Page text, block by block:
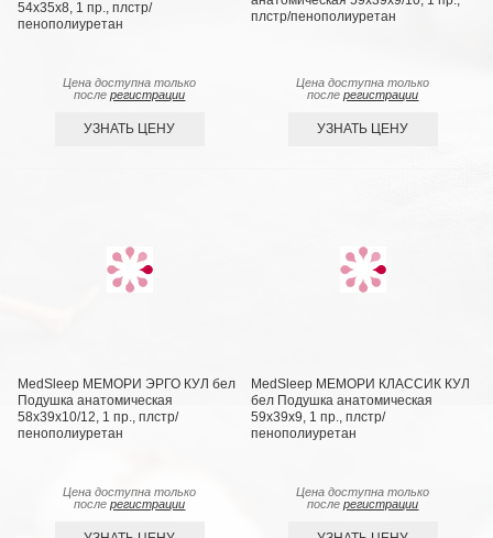
54х35х8, 1 пр., плстр/
пенополиуретан
Цена доступна только
послерегистрации
УЗНАТЬ ЦЕНУ
плстр/пенополиуретан
Цена доступна только
послерегистрации
УЗНАТЬ ЦЕНУ
MedSleep МЕМОРИ ЭРГО КУЛ бел
Подушка анатомическая
58x39x10/12, 1 пр., плстр/
пенополиуретан
Цена доступна только
послерегистрации
MedSleep МЕМОРИ КЛАССИК КУЛ
бел Подушка анатомическая
59x39x9, 1 пр., плстр/
пенополиуретан
Цена доступна только
послерегистрации